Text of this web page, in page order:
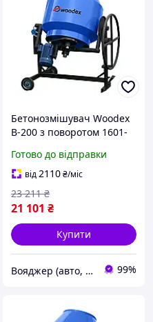
Бетонозмішувач Woodex
B-200 з поворотом 1601-
Готово до відправки
від2110₴/міс
21 101 ₴
23 211 ₴
Купити
Вояджер (авто, туризм, спорт) 99%